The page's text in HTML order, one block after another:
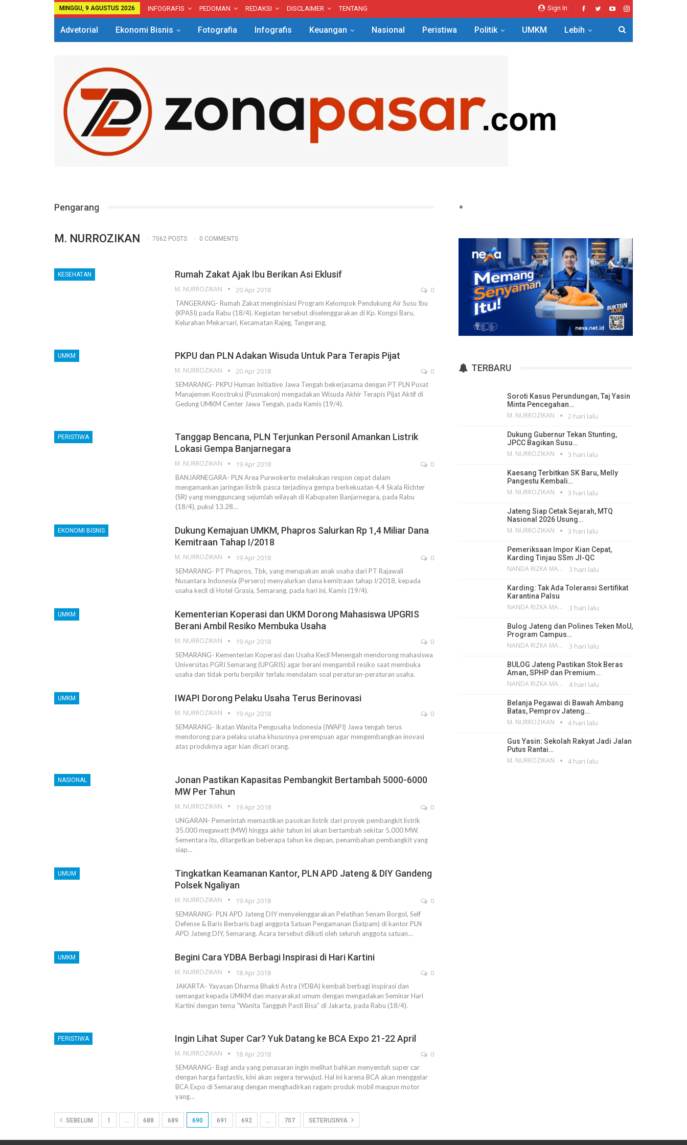
Sign In
MINGGU, 9 AGUSTUS 2026 INFOGRAFIS PEDOMAN REDAKSI DISCLAIMER TENTANG
Advetorial Ekonomi Bisnis Fotografia Infografis Keuangan Nasional Peristiwa Politik UMKM Lebih
Pengarang
M. NURROZIKAN 7062 POSTS 0 COMMENTS
KESEHATAN Rumah Zakat Ajak Ibu Berikan Asi Eklusif
M. NURROZIKAN 20 Apr 2018 0
TANGERANG- Rumah Zakat menginisiasi Program Kelompok Pendukung Air Susu Ibu
(KPASI) pada Rabu (18/4). Kegiatan tersebut diselenggarakan di Kp. Kongsi Baru,
Kelurahan Mekarsari, Kecamatan Rajeg, Tangerang.
UMKM PKPU dan PLN Adakan Wisuda Untuk Para Terapis Pijat
M. NURROZIKAN 20 Apr 2018 0
SEMARANG- PKPU Human Initiative Jawa Tengah bekerjasama dengan PT PLN Pusat
Manajemen Konstruksi (Pusmakon) mengadakan Wisuda Akhir Terapis Pijat Aktif di
Gedung UMKM Center Jawa Tengah, pada Kamis (19/4).
PERISTIWA
Tanggap Bencana, PLN Terjunkan Personil Amankan Listrik
Lokasi Gempa Banjarnegara
M. NURROZIKAN 19 Apr 2018 0
BANJARNEGARA- PLN Area Purwokerto melakukan respon cepat dalam
mengamankan jaringan listrik pasca terjadinya gempa berkekuatan 4,4 Skala Richter
(SR) yang mengguncang sejumlah wilayah di Kabupaten Banjarnegara, pada Rabu
(18/4), pukul 13.28…
EKONOMI BISNIS
Dukung Kemajuan UMKM, Phapros Salurkan Rp 1,4 Miliar Dana
Kemitraan Tahap I/2018
M. NURROZIKAN 19 Apr 2018 0
SEMARANG- PT Phapros, Tbk, yang merupakan anak usaha dari PT Rajawali
Nusantara Indonesia (Persero) menyalurkan dana kemitraan tahap I/2018, kepada
usaha kecil di Hotel Grasia, Semarang, pada hari ini, Kamis (19/4).
UMKM
Kementerian Koperasi dan UKM Dorong Mahasiswa UPGRIS
Berani Ambil Resiko Membuka Usaha
M. NURROZIKAN 19 Apr 2018 0
SEMARANG- Kementerian Koperasi dan Usaha Kecil Menengah mendorong mahasiswa
Universitas PGRI Semarang (UPGRIS) agar berani mengambil resiko saat membuka
usaha dan tidak perlu berpikir terlalu mendalam soal peraturan-peraturan usaha.
UMKM IWAPI Dorong Pelaku Usaha Terus Berinovasi
M. NURROZIKAN 19 Apr 2018 0
SEMARANG- Ikatan Wanita Pengusaha Indonesia (IWAPI) Jawa tengah terus
mendorong para pelaku usaha khususnya perempuan agar mengembangkan inovasi
atas produknya agar kian dicari orang.
NASIONAL
Jonan Pastikan Kapasitas Pembangkit Bertambah 5000-6000
MW Per Tahun
M. NURROZIKAN 19 Apr 2018 0
UNGARAN- Pemerintah memastikan pasokan listrik dari proyek pembangkit listrik
35.000 megawatt (MW) hingga akhir tahun ini akan bertambah sekitar 5.000 MW.
Sementara itu, ditargetkan beberapa tahun ke depan, penambahan pembangkit yang
siap…
UMUM
Tingkatkan Keamanan Kantor, PLN APD Jateng & DIY Gandeng
Polsek Ngaliyan
M. NURROZIKAN 19 Apr 2018 0
SEMARANG- PLN APD Jateng DIY menyelenggarakan Pelatihan Senam Borgol, Self
Defense & Baris Berbaris bagi anggota Satuan Pengamanan (Satpam) di kantor PLN
APD Jateng DIY, Semarang. Acara tersebut diikuti oleh seluruh anggota satuan…
UMKM Begini Cara YDBA Berbagi Inspirasi di Hari Kartini
M. NURROZIKAN 18 Apr 2018 0
JAKARTA- Yayasan Dharma Bhakti Astra (YDBA) kembali berbagi inspirasi dan
semangat kepada UMKM dan masyarakat umum dengan mengadakan Seminar Hari
Kartini dengan tema “Wanita Tangguh Pasti Bisa” di Jakarta, pada Rabu (18/4).
PERISTIWA Ingin Lihat Super Car? Yuk Datang ke BCA Expo 21-22 April
M. NURROZIKAN 18 Apr 2018 0
SEMARANG- Bagi anda yang penasaran ingin melihat bahkan menyentuh super car
dengan harga fantastis, kini akan segera terwujud. Hal ini karena BCA akan menggelar
BCA Expo di Semarang dengan menghadirkan ragam produk mobil maupun motor
yang…
SEBELUM 1 … 688 689 690 691 692 … 707 SETERUSNYA
TERBARU
Soroti Kasus Perundungan, Taj Yasin
Minta Pencegahan…
M. NURROZIKAN 2 hari lalu
Dukung Gubernur Tekan Stunting,
JPCC Bagikan Susu…
M. NURROZIKAN 3 hari lalu
Kaesang Terbitkan SK Baru, Melly
Pangestu Kembali…
M. NURROZIKAN 3 hari lalu
Jateng Siap Cetak Sejarah, MTQ
Nasional 2026 Usung…
M. NURROZIKAN 3 hari lalu
Pemeriksaan Impor Kian Cepat,
Karding Tinjau SSm JI-QC
NANDA RIZKA MAHENDRA 3 hari lalu
Karding: Tak Ada Toleransi Sertifikat
Karantina Palsu
NANDA RIZKA MAHENDRA 3 hari lalu
Bulog Jateng dan Polines Teken MoU,
Program Campus…
NANDA RIZKA MAHENDRA 3 hari lalu
BULOG Jateng Pastikan Stok Beras
Aman, SPHP dan Premium…
NANDA RIZKA MAHENDRA 4 hari lalu
Belanja Pegawai di Bawah Ambang
Batas, Pemprov Jateng…
M. NURROZIKAN 4 hari lalu
Gus Yasin: Sekolah Rakyat Jadi Jalan
Putus Rantai…
M. NURROZIKAN 4 hari lalu